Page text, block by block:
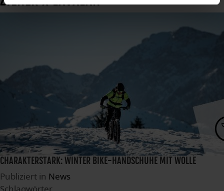
CHARAKTERSTARK: WINTER BIKE-HANDSCHUHE MIT WOLLE
Publiziert in News